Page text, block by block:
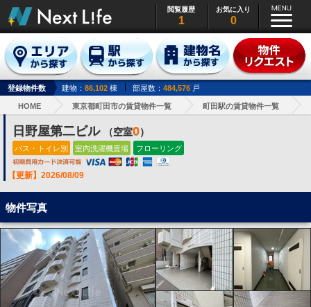
閲覧履歴
1
お気に入り
0
登録物件数 建物： 86,102 棟 部屋数： 484,576 戸
HOME 東京都町田市の賃貸物件一覧 町田駅の賃貸物件一覧
日野屋第二ビル （空室0）
バス・トイレ別 室内洗濯機置場 フローリング
【更新】2026/08/09
物件写真